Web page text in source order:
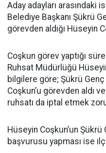
Aday adayları arasındaki
Belediye Başkanı Şükrü
görevden aldığı Hüseyin
Coşkun görev yaptığı
Ruhsat Müdürlüğü Hüseyin
bilgilere göre; Şükrü
Coşkun’u görevden aldı
ruhsatı da iptal etmek
Hüseyin Coşkun’un Şükrü
başvurusu yapması ise